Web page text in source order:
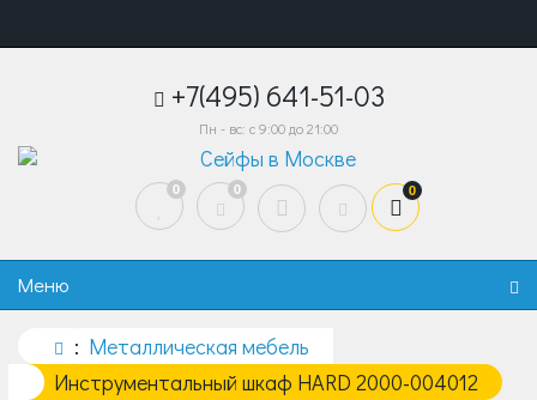
+7(495) 641-51-03
Пн - вс: с 9:00 до 21:00
0 0 0
Меню
Металлическая мебель
Инструментальный шкаф HARD 2000-004012